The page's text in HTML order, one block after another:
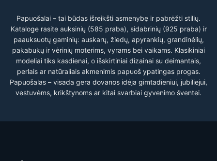
Papuošalai – tai būdas išreikšti asmenybę ir pabrėžti stilių.
Kataloge rasite auksinių (585 praba), sidabrinių (925 praba) ir
paauksuotų gaminių: auskarų, žiedų, apyrankių, grandinėlių,
pakabukų ir vėrinių moterims, vyrams bei vaikams. Klasikiniai
modeliai tiks kasdienai, o išskirtiniai dizainai su deimantais,
perlais ar natūraliais akmenimis papuoš ypatingas progas.
Papuošalas – visada gera dovanos idėja gimtadieniui, jubiliejui,
vestuvėms, krikštynoms ar kitai svarbiai gyvenimo šventei.